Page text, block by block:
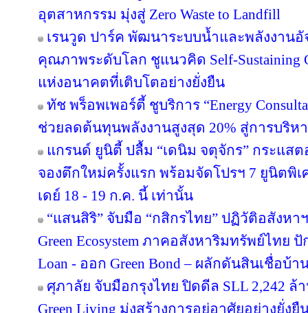
อุตสาหกรรม มุ่งสู่ Zero Waste to Landfill
เรนวูด ปาร์ค พัฒนาระบบน้ำและพลังงาน
คุณภาพระดับโลก ชูแนวคิด Self-Sustaining
แห่งอนาคตที่เติบโตอย่างยั่งยืน
ทัช พร็อพเพอร์ตี้ ชูบริการ “Energy
ช่วยลดต้นทุนพลังงานสูงสุด 20% สู่การบริห
แกรนด์ ยูนิตี้ ปลื้ม “เดนิม จตุจักร” กระแสต
จองตึกใหม่ครั้งแรก พร้อมจัดโปรฯ 7 ยูนิตพิเ
เดย์ 18 - 19 ก.ค. นี้ เท่านั้น
“แสนสิริ” จับมือ “กสิกรไทย” ปฏิวัติอสังหา
Green Ecosystem ภาคอสังหาริมทรัพย์ไทย
Loan - ออก Green Bond – ผลักดันสินเชื่อบ้า
ศุภาลัย จับมือกรุงไทย ปิดดีล SLL 2,242 ล้
Green Living มุ่งสร้างการอยู่อาศัยอย่างยั่งยื